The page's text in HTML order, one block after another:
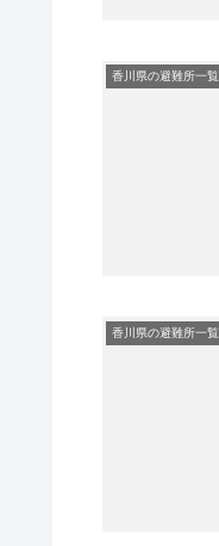
香川県の避難所一覧
香川県の避難所一覧